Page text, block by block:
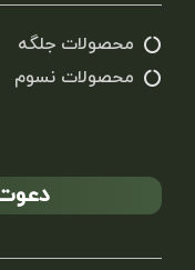
محصولات جلگه
محصولات نسوم